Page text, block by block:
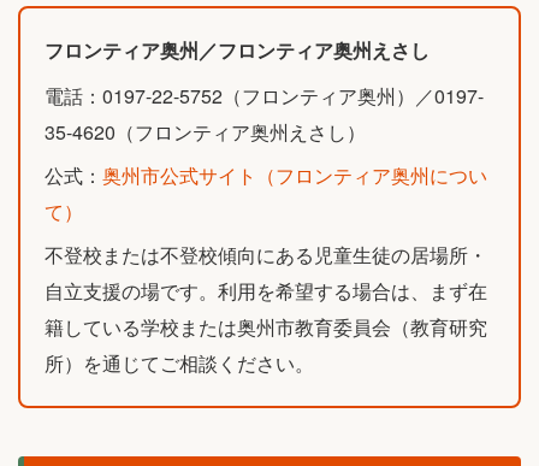
フロンティア奥州／フロンティア奥州えさし
電話：0197-22-5752（フロンティア奥州）／0197-
35-4620（フロンティア奥州えさし）
公式： 奥州市公式サイト（フロンティア奥州につい
て）
不登校または不登校傾向にある児童生徒の居場所・
自立支援の場です。利用を希望する場合は、まず在
籍している学校または奥州市教育委員会（教育研究
所）を通じてご相談ください。